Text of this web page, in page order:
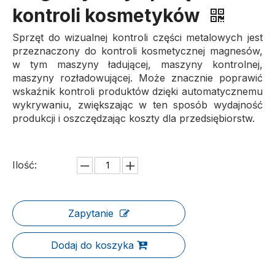
kontroli kosmetyków
Sprzęt do wizualnej kontroli części metalowych jest
przeznaczony do kontroli kosmetycznej magnesów,
w tym maszyny ładującej, maszyny kontrolnej,
maszyny rozładowującej. Może znacznie poprawić
wskaźnik kontroli produktów dzięki automatycznemu
wykrywaniu, zwiększając w ten sposób wydajność
produkcji i oszczędzając koszty dla przedsiębiorstw.
Ilość:
Zapytanie
Dodaj do koszyka